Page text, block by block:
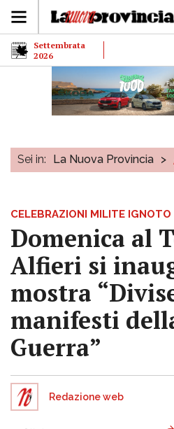
Settembrata
2026
Sei in: La Nuova Provincia >
CELEBRAZIONI MILITE IGNOTO
Domenica al
Alfieri si
mostra
manifesti
Guerra”
Redazione web